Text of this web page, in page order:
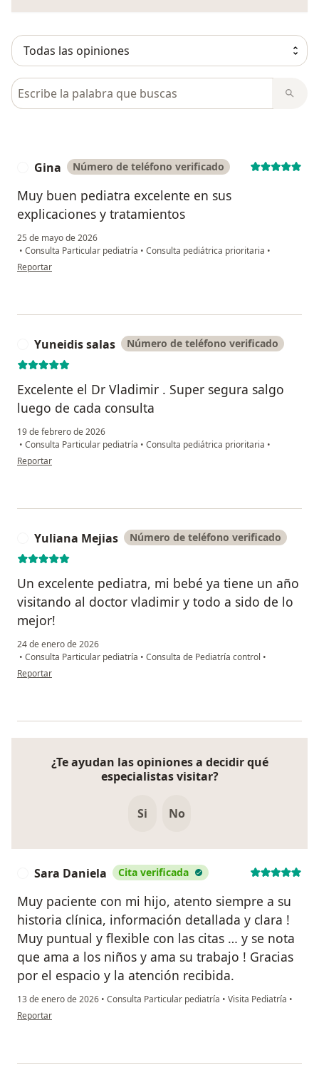
Busca en opiniones
Gina Número de teléfono verificado
Muy buen pediatra excelente en sus
explicaciones y tratamientos
25 de mayo de 2026
• Consulta Particular pediatría • Consulta pediátrica prioritaria •
en opinión del usuario Gina
Reportar
Yuneidis salas Número de teléfono verificado
Excelente el Dr Vladimir . Super segura salgo
luego de cada consulta
19 de febrero de 2026
• Consulta Particular pediatría • Consulta pediátrica prioritaria •
en opinión del usuario Yuneidis salas
Reportar
Yuliana Mejias Número de teléfono verificado
Un excelente pediatra, mi bebé ya tiene un año
visitando al doctor vladimir y todo a sido de lo
mejor!
24 de enero de 2026
• Consulta Particular pediatría • Consulta de Pediatría control •
en opinión del usuario Yuliana Mejias
Reportar
¿Te ayudan las opiniones a decidir qué
especialistas visitar?
Si No
Sara Daniela Cita verificada
Muy paciente con mi hijo, atento siempre a su
historia clínica, información detallada y clara !
Muy puntual y flexible con las citas … y se nota
que ama a los niños y ama su trabajo ! Gracias
por el espacio y la atención recibida.
13 de enero de 2026 • Consulta Particular pediatría • Visita Pediatría •
en opinión del usuario Sara Daniela
Reportar